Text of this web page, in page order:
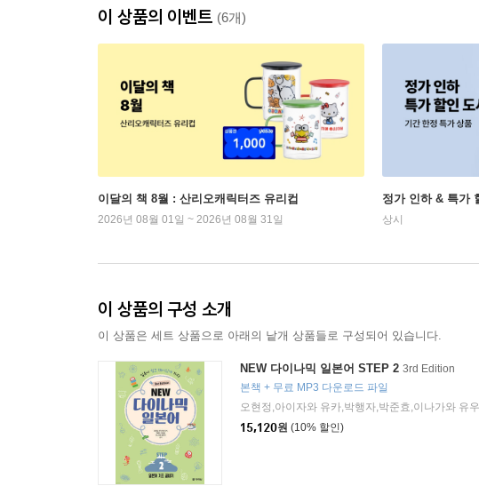
이 상품의 이벤트 (6개)
이달의 책 8월 : 산리오캐릭터즈 유리컵
2026년 08월 01일 ~ 2026년 08월 31일
정가 인하 & 특가
상시
이 상품의 구성 소개
이 상품은 세트 상품으로 아래의 낱개 상품들로 구성되어 있습니다.
NEW 다이나믹 일본어 STEP 2 3rd Edition
본책 + 무료 MP3 다운로드 파일
15,120원 (10% 할인)